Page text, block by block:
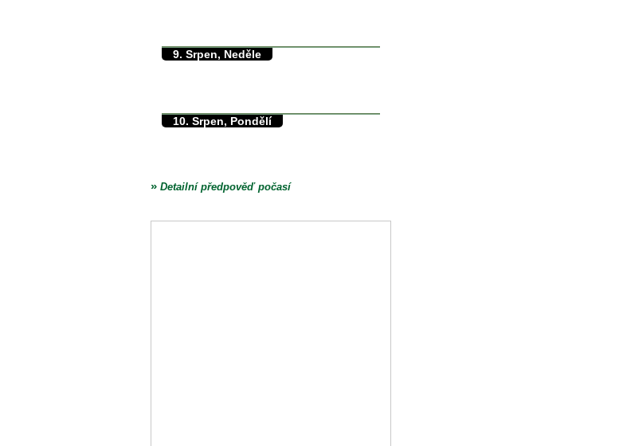
9. Srpen, Neděle
10. Srpen, Pondělí
» Detailní předpověď počasí